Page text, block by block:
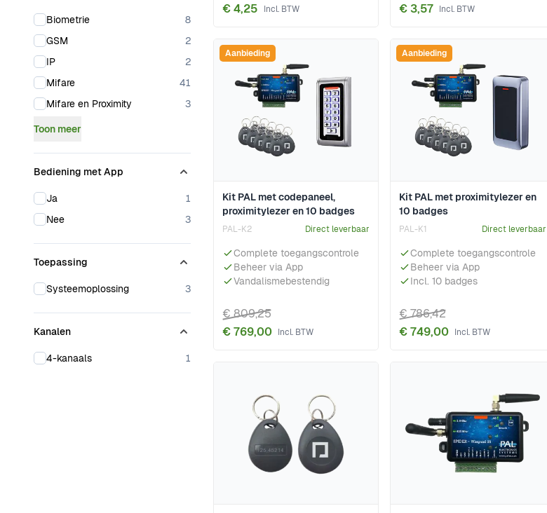
Biometrie 8products available
GSM
2products available
IP
2products available
Mifare
41 products available
Mifare en Proximity
3products available
Toon meer
Bediening met App
Ja 1 products available
Nee
3products available
Toepassing
Systeemoplossing 3products available
Kanalen
4-kanaals 1
€ 4,25 € 3,57
Kit PAL met codepaneel,
proximitylezer en 10 badges
PAL-K2 Direct leverbaar
Complete toegangscontrole
Beheer via App
Vandalismebestendig
€ 769,00
€ 809,25
Aanbieding
Kit PAL met proximitylezer en
10 badges
PAL-K1 Direct leverbaar
Complete toegangscontrole
Beheer via App
Incl. 10 badges
€ 749,00
€ 786,42
Aanbieding